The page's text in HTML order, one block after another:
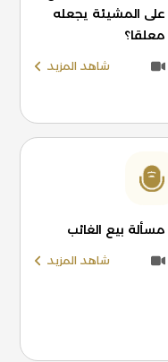
على المشيئة يجعله
معلقا؟
شاهد المزيد
مسألة بيع الغائب
شاهد المزيد